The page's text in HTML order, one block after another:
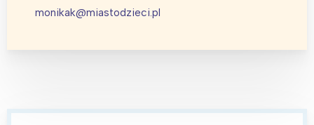
monikak@miastodzieci.pl